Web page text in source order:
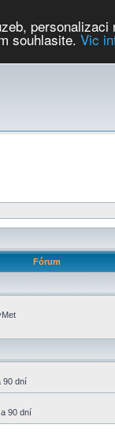
souhlasite. Vic
Fórum
90 dní
90 dní